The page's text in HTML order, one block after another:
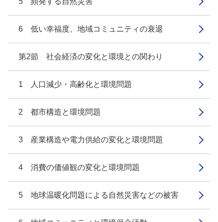
6 低い幸福度、地域コミュニティの衰退
第2節 社会経済の変化と環境との関わり
1 人口減少・高齢化と環境問題
2 都市構造と環境問題
3 産業構造や電力供給の変化と環境問題
4 消費の価値観の変化と環境問題
5 地球温暖化問題による自然災害などの被害